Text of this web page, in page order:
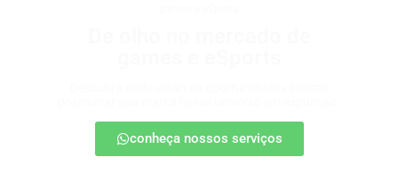
conheça nossos serviços